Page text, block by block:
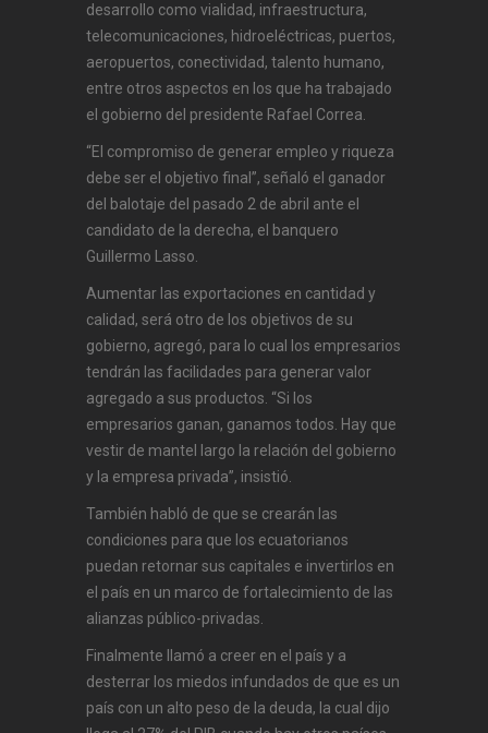
desarrollo como vialidad, infraestructura,
telecomunicaciones, hidroeléctricas, puertos,
aeropuertos, conectividad, talento humano,
entre otros aspectos en los que ha trabajado
el gobierno del presidente Rafael Correa.
“El compromiso de generar empleo y riqueza
debe ser el objetivo final”, señaló el ganador
del balotaje del pasado 2 de abril ante el
candidato de la derecha, el banquero
Guillermo Lasso.
Aumentar las exportaciones en cantidad y
calidad, será otro de los objetivos de su
gobierno, agregó, para lo cual los empresarios
tendrán las facilidades para generar valor
agregado a sus productos. “Si los
empresarios ganan, ganamos todos. Hay que
vestir de mantel largo la relación del gobierno
y la empresa privada”, insistió.
También habló de que se crearán las
condiciones para que los ecuatorianos
puedan retornar sus capitales e invertirlos en
el país en un marco de fortalecimiento de las
alianzas público-privadas.
Finalmente llamó a creer en el país y a
desterrar los miedos infundados de que es un
país con un alto peso de la deuda, la cual dijo